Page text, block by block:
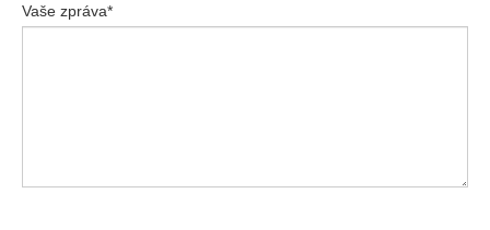
Vaše zpráva*